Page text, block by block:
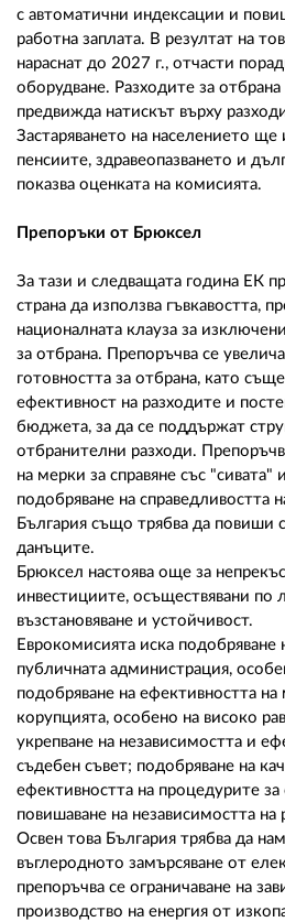
с автоматични индексации и
работна заплата. В резултат на
нараснат до 2027 г., отчасти
оборудване. Разходите за отбрана
предвижда натискът върху
Застаряването на населението
пенсиите, здравеопазването и
показва оценката на комисията.
Препоръки от Брюксел
За тази и следващата година ЕК
страна да използва гъвкавостта,
националната клауза за
за отбрана. Препоръчва се
готовността за отбрана, като
ефективност на разходите и
бюджета, за да се поддържат
отбранителни разходи.
на мерки за справяне със "сивата"
подобряване на справедливостта
България също трябва да повиши
данъците.
Брюксел настоява още за
инвестициите, осъществявани по
възстановяване и устойчивост.
Еврокомисията иска подобряване
публичната администрация,
подобряване на ефективността
корупцията, особено на високо
укрепване на независимостта и
съдебен съвет; подобряване на
ефективността на процедурите
повишаване на независимостта на
Освен това България трябва да
въглеродното замърсяване от
препоръчва се ограничаване на
производство на енергия от